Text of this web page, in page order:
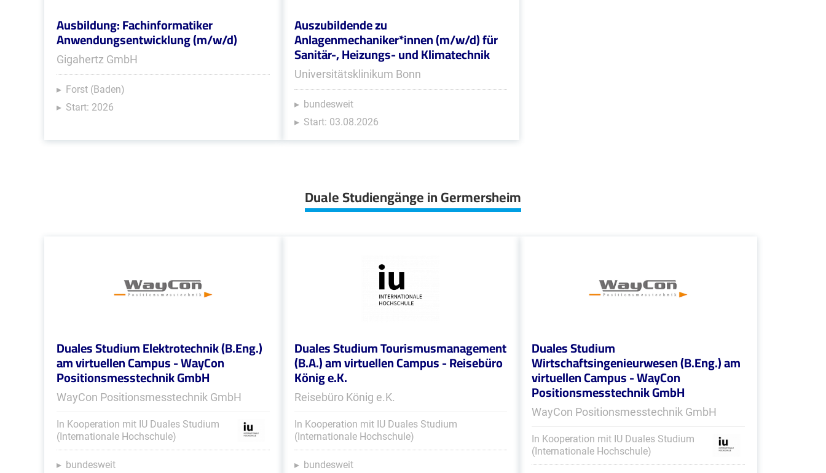
Ausbildung: Fachinformatiker
Anwendungsentwicklung (m/w/d)
Gigahertz GmbH
Forst (Baden)
Start: 2026
Auszubildende zu
Anlagenmechaniker*innen (m/w/d) für
Sanitär-, Heizungs- und Klimatechnik
Universitätsklinikum Bonn
bundesweit
Start: 03.08.2026
Duale Studiengänge in Germersheim
Duales Studium Elektrotechnik (B.Eng.)
am virtuellen Campus - WayCon
Positionsmesstechnik GmbH
WayCon Positionsmesstechnik GmbH
In Kooperation mit IU Duales Studium
(Internationale Hochschule)
bundesweit
Duales Studium Tourismusmanagement
(B.A.) am virtuellen Campus - Reisebüro
König e.K.
Reisebüro König e.K.
In Kooperation mit IU Duales Studium
(Internationale Hochschule)
bundesweit
Duales Studium
Wirtschaftsingenieurwesen (B.Eng.) am
virtuellen Campus - WayCon
Positionsmesstechnik GmbH
WayCon Positionsmesstechnik GmbH
In Kooperation mit IU Duales Studium
(Internationale Hochschule)